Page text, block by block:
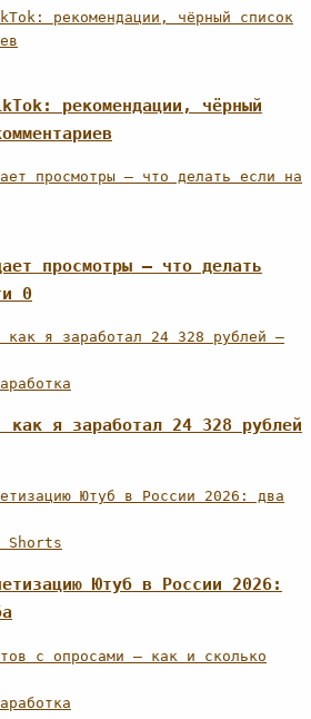
рекомендации, чёрный
просмотры – что делать
0
как я заработал 24 328 рублей
Shorts
Ютуб в России 2026: